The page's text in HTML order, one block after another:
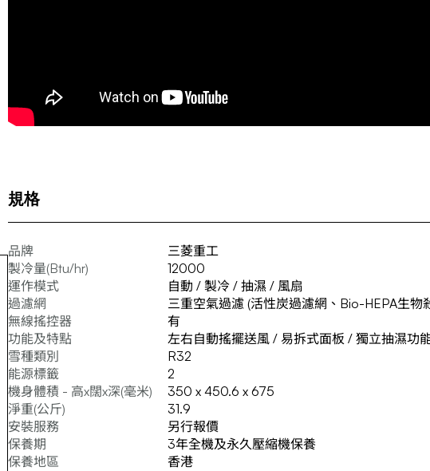
規格
品牌
三菱重工
製冷量(Btu/hr)
12000
運作模式
自動 / 製冷 / 抽濕 / 風扇
過濾網
三重空氣過濾 (活性炭過濾網、Bio-HEPA生物
無線搖控器
有
功能及特點
左右自動搖擺送風 / 易拆式面板 / 獨立抽濕功
雪種類別
R32
能源標籤
2
機身體積 - 高x闊x深(毫米)
350 x 450.6 x 675
淨重(公斤)
31.9
安裝服務
另行報價
保養期
3年全機及永久壓縮機保養
保養地區
香港